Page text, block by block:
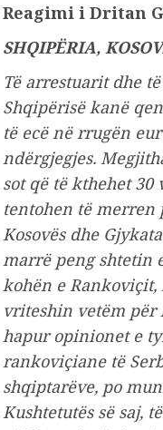
Reagimi i Dritan
SHQIPËRIA,
Të arrestuarit dhe
Shqipërisë kanë
të ecë në rrugën
ndërgjegjes.
sot që të kthehet
tentohen të merren
Kosovës dhe
marrë peng shtetin
kohën e
vriteshin vetëm për
hapur opinionet e
rankoviçiane të
shqiptarëve, po
Kushtetutës së saj,